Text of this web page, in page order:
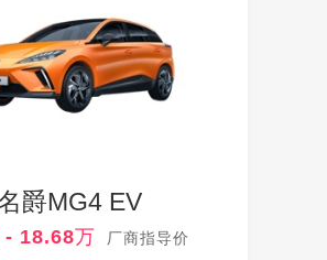
爵MG4 EV
- 18.68万 厂商指导价